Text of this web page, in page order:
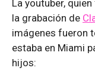
La youtuber,
la grabación de
imágenes fueron
estaba en Miami
hijos: